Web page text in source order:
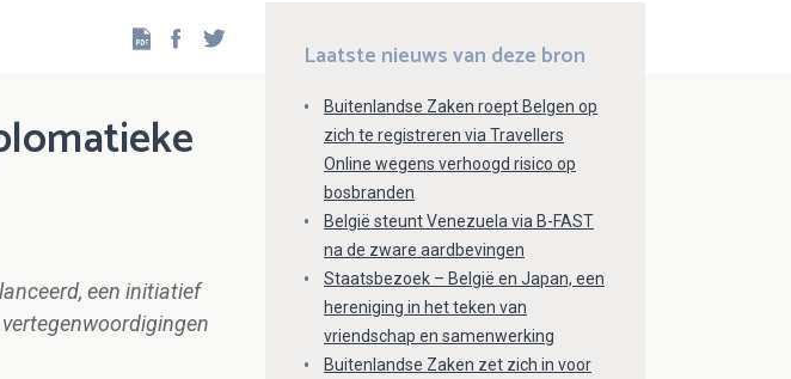
Facebook
een initiatief
Laatste nieuws van deze bron
Buitenlandse Zaken roept Belgen op
zich te registreren via Travellers
Online wegens verhoogd risico op
bosbranden
België steunt Venezuela via B-FAST
na de zware aardbevingen
Staatsbezoek – België en Japan, een
hereniging in het teken van
vriendschap en samenwerking
Buitenlandse Zaken zet zich in voor